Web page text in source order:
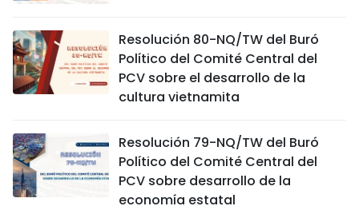
Resolución 80-NQ/TW del Buró
Político del Comité Central del
PCV sobre el desarrollo de la
cultura vietnamita
Resolución 79-NQ/TW del Buró
Político del Comité Central del
PCV sobre desarrollo de la
economía estatal